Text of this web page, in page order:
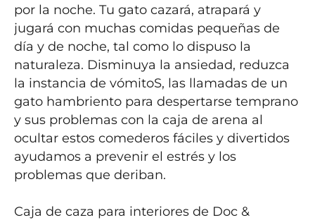
por la noche. Tu gato cazará, atrapará y
jugará con muchas comidas pequeñas de
día y de noche, tal como lo dispuso la
naturaleza. Disminuya la ansiedad, reduzca
la instancia de vómitoS, las llamadas de un
gato hambriento para despertarse temprano
y sus problemas con la caja de arena al
ocultar estos comederos fáciles y divertidos
ayudamos a prevenir el estrés y los
problemas que deriban.
Caja de caza para interiores de Doc &